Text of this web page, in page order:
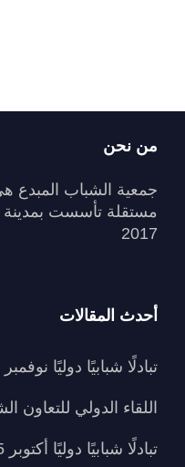
من نحن
جمعية الشباب المبدع
2017
أحدث المقالات
تبادلًا شبابيًا دوليًا نوفمبر 2025 بالحمامات
اللقاء الدولي للتعاون
تبادلًا شبابيًا دوليًا أكتوبر 2025